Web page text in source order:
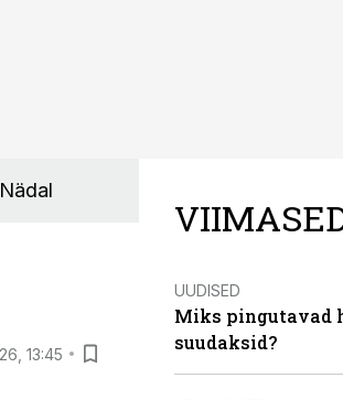
Nädal
13:45
UUDISED
Miks pingutavad
suudaksid?